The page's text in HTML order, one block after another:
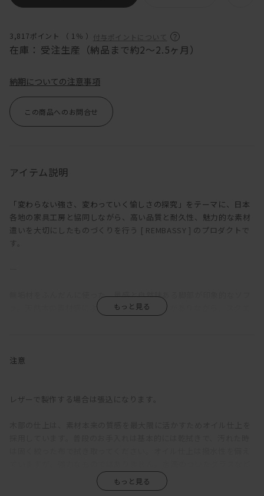
3,817ポイント （ 1％ ） 付与ポイントについて
在庫： 受注生産（納品まで約2〜2.5ヶ月）
納期についての注意事項
この商品へのお問合せ
アイテム説明
「変わらない強さ、変わっていく愉しさの探究」をテーマに、日本
各地の家具工房と協同しながら、高い品質と耐久性、魅力的な素材
遣いを大切にしたものづくりを行う [ REMBASSY ] のプロダクトで
す。
無垢材をふんだんに使った、量感と自然味ある脚部が印象的なソフ
ァ。天然木の素材感によるナチュラルな感じがありながら、スクエ
KOMORIの座面奥行は720mmととても深い。そのため、サポートク
ているような感覚で、様々な体勢でくつろぐことができる。そして
と腰を支えてくれる感覚がある。硬めでありつつ程よい柔かさもあ
るので、サポートクッション無しでも問題ない。座クッションも同
注意
レザーで製作する場合は張込になります。
を直置きして放置すると、輪染みになってしまう場合があります。
そのため食卓では、コースターやプレイスマットのご使用をおすす